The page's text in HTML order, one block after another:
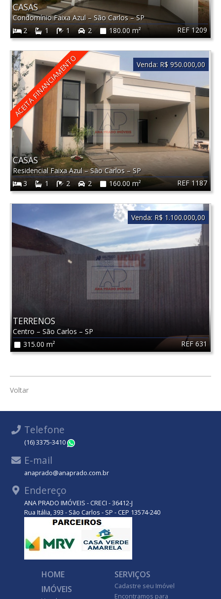
REF 1209
CASAS
Condomínio Faixa Azul–São Carlos–SP
2
1 1 2 180.00 m²
ACEITA FINANCIAMENTO
REF 1187
CASAS
Residencial Faixa Azul–São Carlos–SP
3
1 2 2 160.00 m²
Venda: R$ 950.000,00
REF 631
TERRENOS
Centro – São Carlos – SP
315.00 m²
Venda: R$ 1.100.000,00
Voltar
Telefone
(16) 3375-3410
E-mail
anaprado@anaprado.com.br
Endereço
ANA PRADO IMÓVEIS - CRECI - 36412-J
Rua Itália, 393 - São Carlos - SP - CEP 13574-240
HOME
IMÓVEIS
SERVIÇOS
Cadastre seu Imóvel
Encontramos para